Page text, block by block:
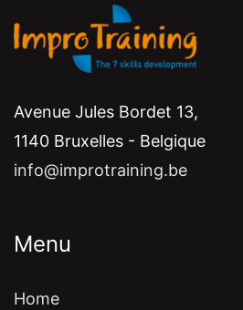
Avenue Jules Bordet 13,
1140 Bruxelles - Belgique
info@improtraining.be
Menu
Home